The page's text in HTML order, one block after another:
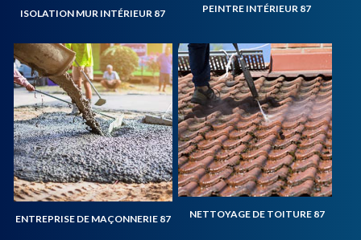
ISOLATION MUR INTÉRIEUR 87 PEINTRE INTÉRIEUR 87
ENTREPRISE DE MAÇONNERIE 87 NETTOYAGE DE TOITURE 87